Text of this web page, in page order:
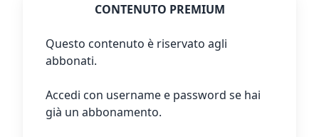
CONTENUTO PREMIUM
Questo contenuto è riservato agli
abbonati.
Accedi con username e password se hai
già un abbonamento.